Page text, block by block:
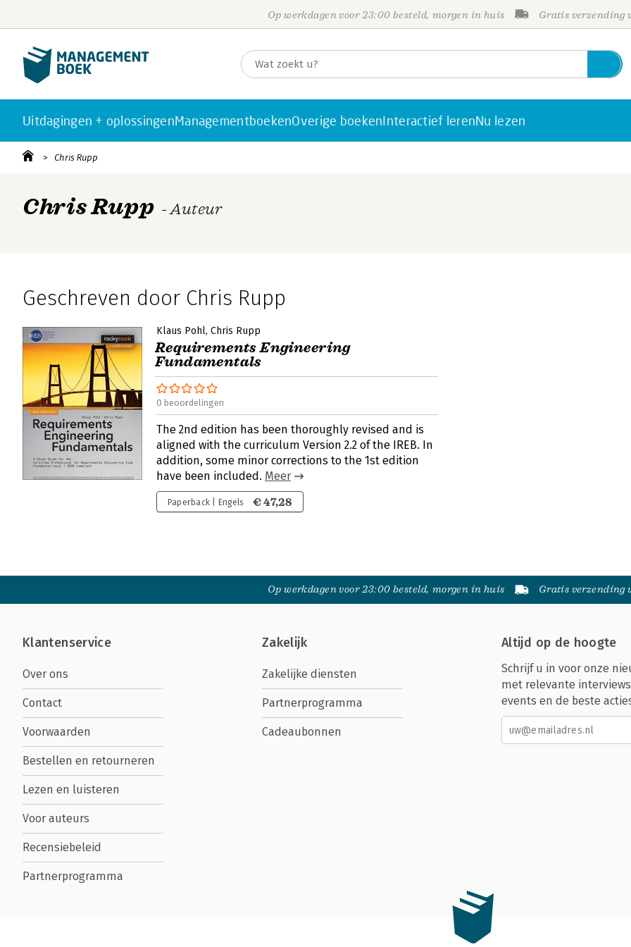
Op werkdagen voor 23:00 besteld, morgen in huis Gratis verzending
Uitdagingen + oplossingenManagementboekenOverige boekenInteractief lerenNu lezen
Chris Rupp
Chris Rupp - Auteur
Geschreven door Chris Rupp
Klaus Pohl Chris Rupp
Requirements Engineering
Fundamentals
0 beoordelingen
The 2nd edition has been thoroughly revised and is
aligned with the curriculum Version 2.2 of the IREB. In
addition, some minor corrections to the 1st edition
have been included. Meer
Paperback | Engels € 47,28
Op werkdagen voor 23:00 besteld, morgen in huis Gratis verzending
Klantenservice
Over ons
Contact
Voorwaarden
Bestellen en retourneren
Lezen en luisteren
Voor auteurs
Recensiebeleid
Partnerprogramma
Zakelijk
Zakelijke diensten
Partnerprogramma
Cadeaubonnen
Altijd op de hoogte
Schrijf u in voor onze
met relevante
events en de beste